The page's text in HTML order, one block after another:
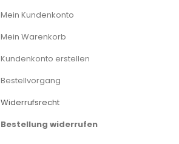
Mein Kundenkonto
Mein Warenkorb
Kundenkonto erstellen
Bestellvorgang
Widerrufsrecht
Bestellung widerrufen